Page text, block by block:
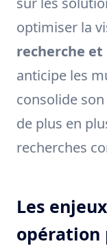
optimiser la
recherche
anticipe les
consolide
de plus en
recherches
Les
opération